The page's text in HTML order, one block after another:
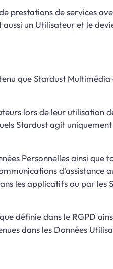
prestations de services
un Utilisateur et le
que Stardust
lors de leur utilisation
Stardust agit
Personnelles ainsi que
d'assistance
les applicatifs ou par les
définie dans le RGPD
dans les Données